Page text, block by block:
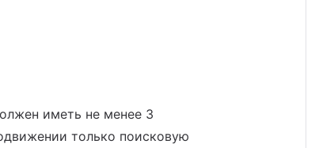
иметь не менее 3
только поисковую